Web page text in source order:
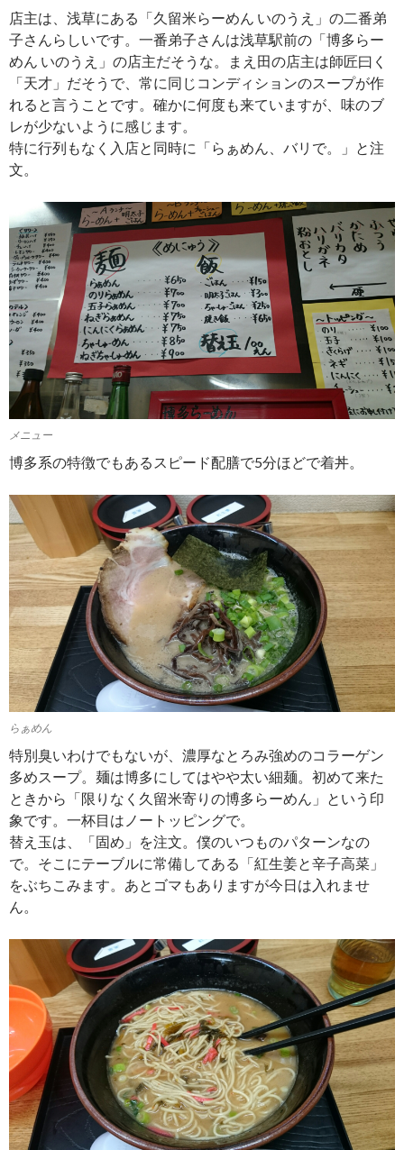
店主は、浅草にある「久留米らーめん いのうえ」の二番弟
子さんらしいです。一番弟子さんは浅草駅前の「博多らー
めん いのうえ」の店主だそうな。まえ田の店主は師匠曰く
「天才」だそうで、常に同じコンディションのスープが作
れると言うことです。確かに何度も来ていますが、味のブ
レが少ないように感じます。
特に行列もなく入店と同時に「らぁめん、バリで。」と注
文。
メニュー
博多系の特徴でもあるスピード配膳で5分ほどで着丼。
らぁめん
特別臭いわけでもないが、濃厚なとろみ強めのコラーゲン
多めスープ。麺は博多にしてはやや太い細麺。初めて来た
ときから「限りなく久留米寄りの博多らーめん」という印
象です。一杯目はノートッピングで。
替え玉は、「固め」を注文。僕のいつものパターンなの
で。そこにテーブルに常備してある「紅生姜と辛子高菜」
をぶちこみます。あとゴマもありますが今日は入れませ
ん。